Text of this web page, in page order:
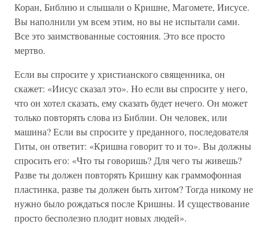
Коран, Библию и слышали о Кришне, Магомете, Иисусе.
Вы наполнили ум всем этим, но вы не испытали сами.
Все это заимствованные состояния. Это все просто
мертво.
Если вы спросите у христианского священника, он
скажет: «Иисус сказал это». Но если вы спросите у него,
что он хотел сказать, ему сказать будет нечего. Он может
только повторять слова из Библии. Он человек, или
машина? Если вы спросите у преданного, последователя
Гиты, он ответит: «Кришна говорит то и то». Вы должны
спросить его: «Что ты говоришь? Для чего ты живешь?
Разве ты должен повторять Кришну как граммофонная
пластинка, разве ты должен быть хитом? Тогда никому не
нужно было рождаться после Кришны. И существование
просто бесполезно плодит новых людей».